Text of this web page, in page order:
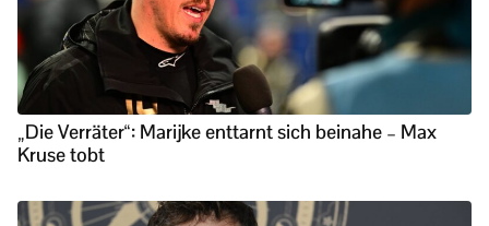
„Die Verräter“: Marijke enttarnt sich beinahe – Max
Kruse tobt